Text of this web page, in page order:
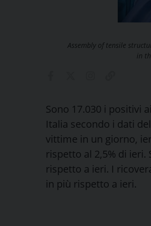
Assembly of tensile
in
Sono 17.030 i positivi
Italia secondo i dati
vittime in un giorno,
rispetto al 2,5% di
rispetto a ieri. I
in più rispetto a ieri.